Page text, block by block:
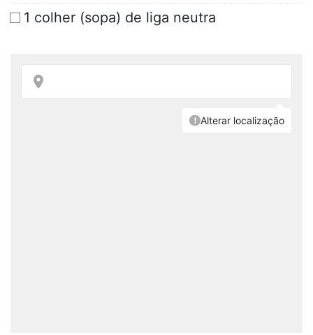
1 colher (sopa) de liga neutra